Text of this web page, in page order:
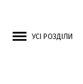
УСІ РОЗДІЛИ